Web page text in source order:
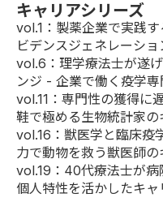
キャリアシリーズ
vol.1 ：製薬企業で実践
ビデンスジェネレーショ
vol.6 ：理学療法士が遂
ンジ - 企業で働く疫学
vol.11 ：専門性の獲得に
鞋で極める生物統計家の
vol.16 ：獣医学と臨床
力で動物を救う獣医師の
vol.19 ：40代療法士が
個人特性を活かしたキャ